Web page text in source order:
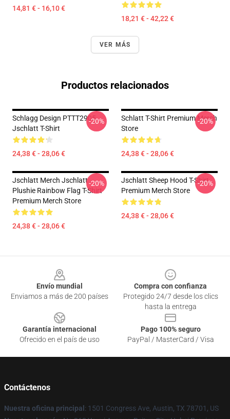
14,81 € - 16,10 €
18,21 € - 42,22 €
VER MÁS
Productos relacionados
Schlagg Design PTTT2905
Jschlatt T-Shirt
24,38 € - 28,06 €
-20%
Schlatt T-Shirt Premium Merch
Store
24,38 € - 28,06 €
-20%
Jschlatt Merch Jschlatt
Plushie Rainbow Flag T-Shirt
Premium Merch Store
24,38 € - 28,06 €
-20%
Jschlatt Sheep Hood T-Shirt
Premium Merch Store
24,38 € - 28,06 €
-20%
Envío mundial
Enviamos a más de 200 países
Compra con confianza
Protegido 24/7 desde los clics
hasta la entrega
Garantía internacional
Ofrecido en el país de uso
Pago 100% seguro
PayPal / MasterCard / Visa
Contáctenos
Nuestra oficina principal: 1501 Congress Ave, Austin, TX 78701, US